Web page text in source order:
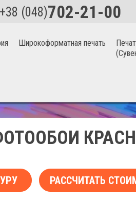
+38 (048)702-21-00
Широкоформатная печать
РАССЧИТАТЬ